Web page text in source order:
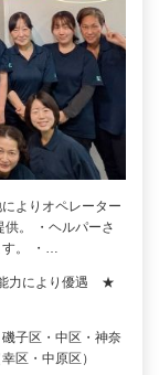
よりオペレーター
。 ・ヘルパーさ
す。 ・…
力により優遇 ★
子区・中区・神奈
区・中原区）